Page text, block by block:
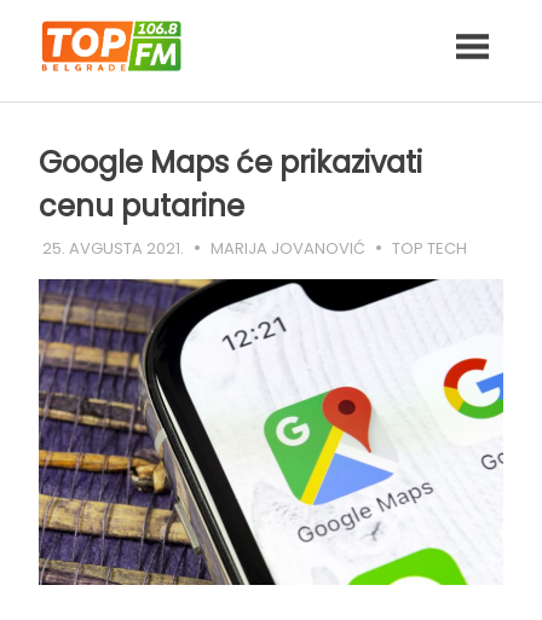
content
Google Maps će prikazivati
cenu putarine
25. AVGUSTA 2021. MARIJA JOVANOVIĆ TOP TECH